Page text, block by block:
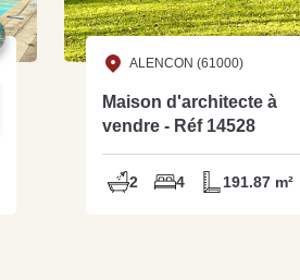
ALENCON (61000)
Maison d'architecte à
vendre - Réf 14528
2 4 191.87 m²